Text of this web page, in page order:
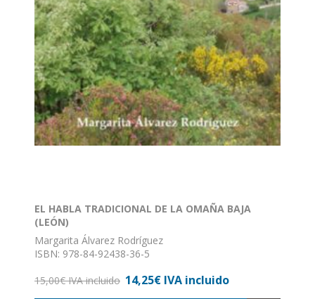
EL HABLA TRADICIONAL DE LA OMAÑA BAJA
(LEÓN)
Margarita Álvarez Rodríguez
ISBN: 978-84-92438-36-5
Nº de páginas: 302
15,00€ IVA incluido 14,25€ IVA incluido